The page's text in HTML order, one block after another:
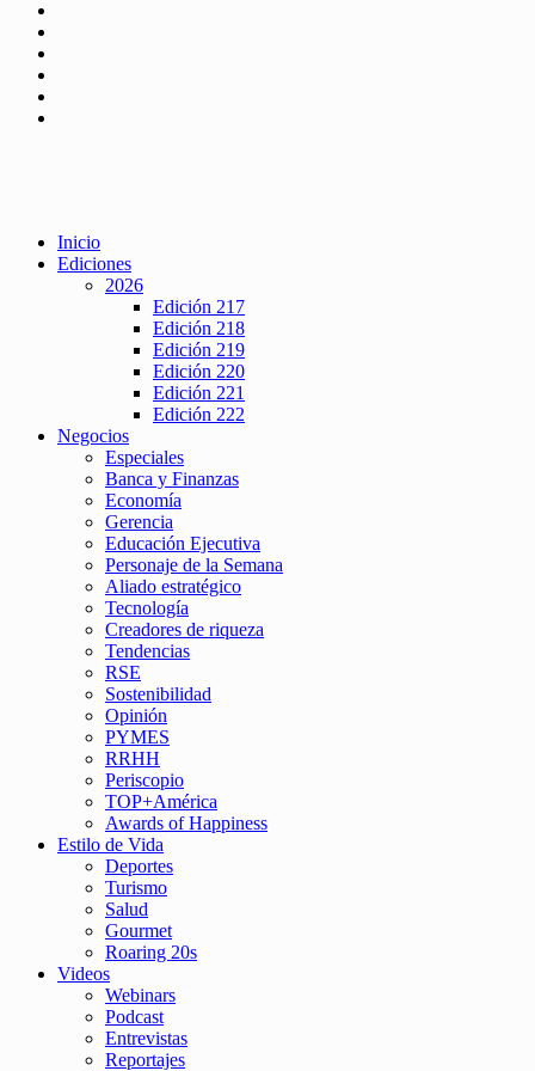
Inicio
Ediciones
2026
Edición 217
Edición 218
Edición 219
Edición 220
Edición 221
Edición 222
Negocios
Especiales
Banca y Finanzas
Economía
Gerencia
Educación Ejecutiva
Personaje de la Semana
Aliado estratégico
Tecnología
Creadores de riqueza
Tendencias
RSE
Sostenibilidad
Opinión
PYMES
RRHH
Periscopio
TOP+América
Awards of Happiness
Estilo de Vida
Deportes
Turismo
Salud
Gourmet
Roaring 20s
Videos
Webinars
Podcast
Entrevistas
Reportajes